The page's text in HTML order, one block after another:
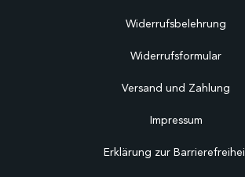
Widerrufsbelehrung
Widerrufsformular
Versand und Zahlung
Impressum
Erklärung zur